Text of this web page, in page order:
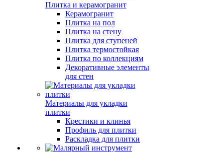
Плитка и керамогранит
Керамогранит
Плитка на пол
Плитка на стену
Плитка для ступеней
Плитка термостойкая
Плитка по коллекциям
Декоративные элементы
для стен
Материалы для укладки
плитки
Крестики и клинья
Профиль для плитки
Раскладка для плитки